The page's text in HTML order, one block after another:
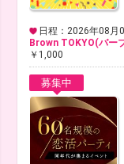
日程：2026年08月
Brown TOKYO(バー
￥1,000
募集中